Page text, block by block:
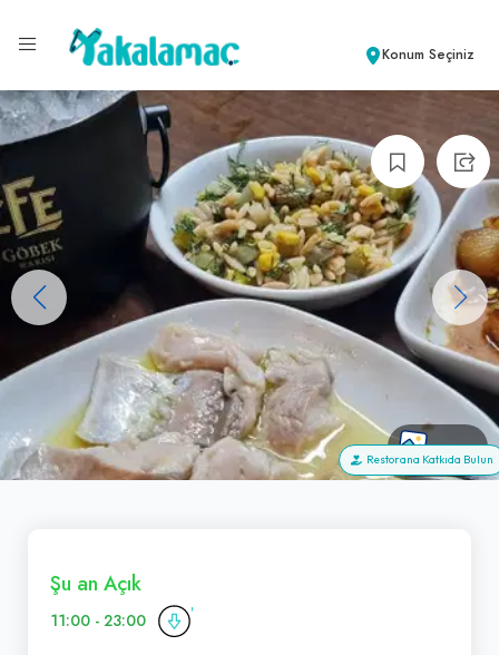
Konum Seçiniz
+102
Restorana Katkıda Bulun
Şu an Açık
11:00 - 23:00